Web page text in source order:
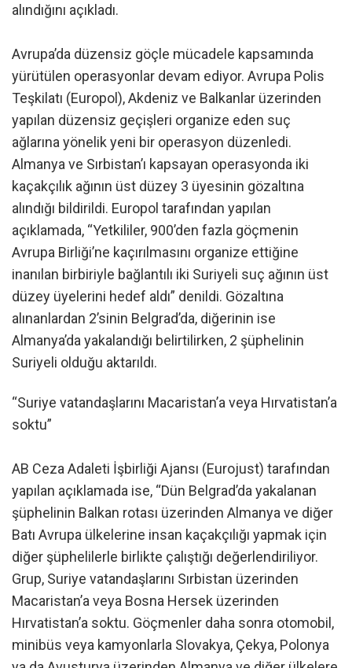
alındığını açıkladı.
Avrupa’da düzensiz göçle mücadele kapsamında
yürütülen operasyonlar devam ediyor. Avrupa Polis
Teşkilatı (Europol), Akdeniz ve Balkanlar üzerinden
yapılan düzensiz geçişleri organize eden suç
ağlarına yönelik yeni bir operasyon düzenledi.
Almanya ve Sırbistan’ı kapsayan operasyonda iki
kaçakçılık ağının üst düzey 3 üyesinin gözaltına
alındığı bildirildi. Europol tarafından yapılan
açıklamada, “Yetkililer, 900’den fazla göçmenin
Avrupa Birliği’ne kaçırılmasını organize ettiğine
inanılan birbiriyle bağlantılı iki Suriyeli suç ağının üst
düzey üyelerini hedef aldı” denildi. Gözaltına
alınanlardan 2’sinin Belgrad’da, diğerinin ise
Almanya’da yakalandığı belirtilirken, 2 şüphelinin
Suriyeli olduğu aktarıldı.
“Suriye vatandaşlarını Macaristan’a veya Hırvatistan’a
soktu”
AB Ceza Adaleti İşbirliği Ajansı (Eurojust) tarafından
yapılan açıklamada ise, “Dün Belgrad’da yakalanan
şüphelinin Balkan rotası üzerinden Almanya ve diğer
Batı Avrupa ülkelerine insan kaçakçılığı yapmak için
diğer şüphelilerle birlikte çalıştığı değerlendiriliyor.
Grup, Suriye vatandaşlarını Sırbistan üzerinden
Macaristan’a veya Bosna Hersek üzerinden
Hırvatistan’a soktu. Göçmenler daha sonra otomobil,
minibüs veya kamyonlarla Slovakya, Çekya, Polonya